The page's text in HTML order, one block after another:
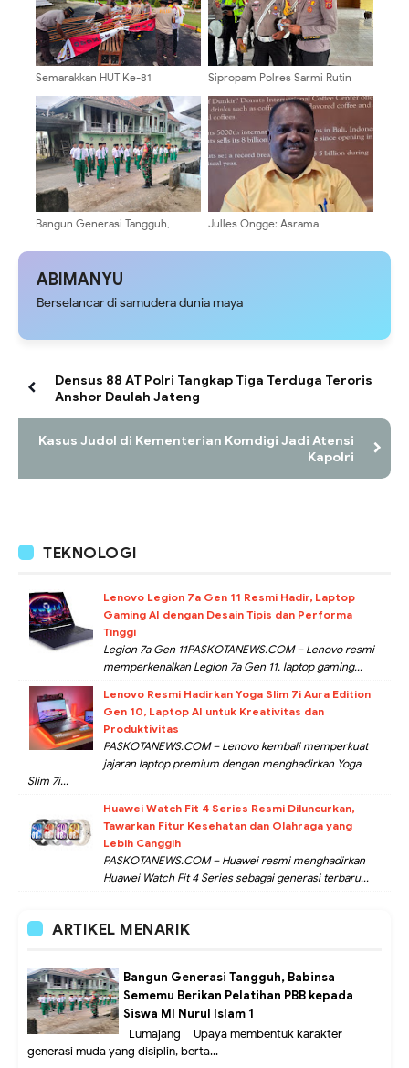
Semarakkan HUT Ke-81
Pasang Umbul-Umbul dan
Bendera Merah Putih
Sipropam Polres Sarmi Rutin
Administrasi Personel,
Tingkatkan Disiplin dan
Profesionalisme Anggota
Bangun Generasi Tangguh,
Pelatihan PBB kepada Siswa MI
Julles Ongge: Asrama
Pembinaan, Bukan Ruang
ABIMANYU
Berselancar di samudera dunia maya
Densus 88 AT Polri Tangkap Tiga Terduga Teroris
Anshor Daulah Jateng
Kasus Judol di Kementerian Komdigi Jadi Atensi
Kapolri
TEKNOLOGI
Lenovo Legion 7a Gen 11 Resmi Hadir, Laptop
Gaming AI dengan Desain Tipis dan Performa
Tinggi
Legion 7a Gen 11PASKOTANEWS.COM – Lenovo resmi
memperkenalkan Legion 7a Gen 11, laptop gaming...
Lenovo Resmi Hadirkan Yoga Slim 7i Aura Edition
Gen 10, Laptop AI untuk Kreativitas dan
Produktivitas
PASKOTANEWS.COM – Lenovo kembali memperkuat
jajaran laptop premium dengan menghadirkan Yoga
Slim 7i...
Huawei Watch Fit 4 Series Resmi Diluncurkan,
Tawarkan Fitur Kesehatan dan Olahraga yang
Lebih Canggih
PASKOTANEWS.COM – Huawei resmi menghadirkan
Huawei Watch Fit 4 Series sebagai generasi terbaru...
ARTIKEL MENARIK
Bangun Generasi Tangguh, Babinsa
Sememu Berikan Pelatihan PBB kepada
Siswa MI Nurul Islam 1
Lumajang – Upaya membentuk karakter
generasi muda yang disiplin, berta...